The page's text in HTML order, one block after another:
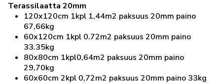
Terassilaatta 20mm
120x120cm 1kpl 1,44m2 paksuus 20mm paino
67,66kg
60x120cm 1kpl 0.72m2 paksuus 20mm paino
33.35kg
80x80cm 1kpl0,64m2 paksuus 20mm paino
29,70kg
60x60cm 2kpl 0,72m2 paksuus 20mm paino 33kg